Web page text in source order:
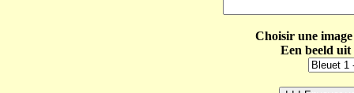
Choisir une
Een beeld